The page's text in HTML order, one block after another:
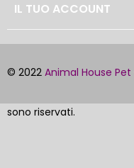
IL TUO ACCOUNT
© 2022 Animal House Pet
sono riservati.